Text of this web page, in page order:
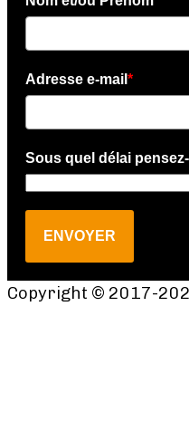
Adresse e-mail *
Sous quel délai
ENVOYER
Copyright © 2017-